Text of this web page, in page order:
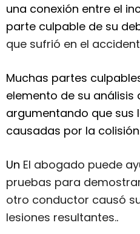
una conexión entre el
parte culpable de su
que sufrió en el
Muchas partes
elemento de su análisis
argumentando que sus
causadas por la
Un El abogado puede
pruebas para
otro conductor causó
lesiones resultantes..